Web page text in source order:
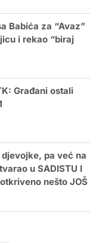
Babića za “Avaz”
i rekao “biraj
Građani ostali
pa već na
u SADISTU I
nešto JOŠ